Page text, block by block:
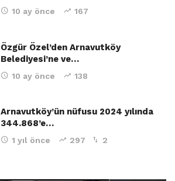
10 ay önce 167
Özgür Özel’den Arnavutköy
Belediyesi’ne ve…
10 ay önce 138
Arnavutköy’ün nüfusu 2024 yılında
344.868’e…
1 yıl önce 297 2